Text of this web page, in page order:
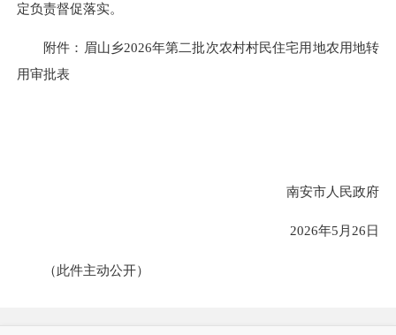
定负责督促落实。
附件：眉山乡2026年第二批次农村村民住宅用地农用地转
用审批表
南安市人民政府
2026年5月26日
（此件主动公开）